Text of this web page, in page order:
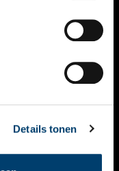
Details tonen